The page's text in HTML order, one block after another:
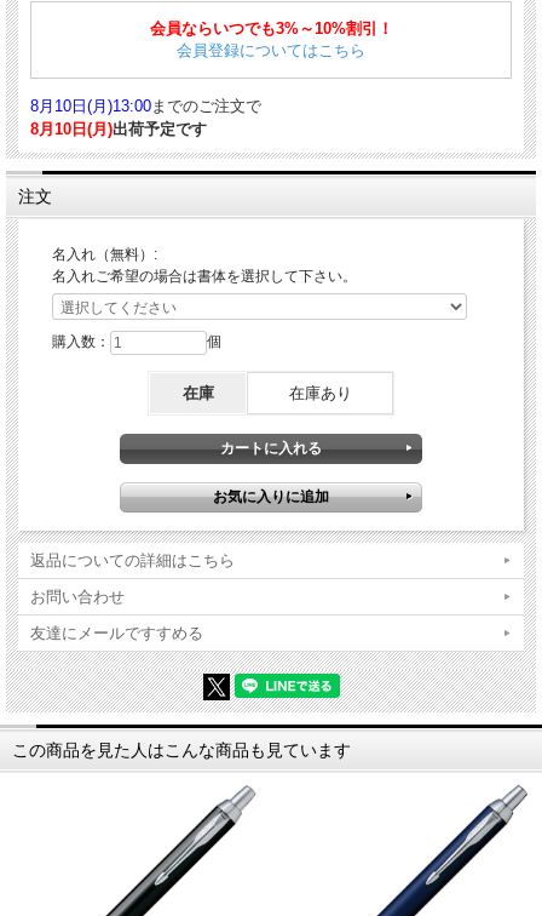
ベアトリス・ファンタナがアートディレクションを担当しています。
プライベートにも自由にお使いいただけます。
仕様：ノック式
重量：23g
ボディ素材：真鍮/ラッカー
■対応する消耗品はこちら
スタンダード ボールペン替芯｜
ボールペン替芯 ジェットストリームインク ブラック
ボールペン替芯 ジェットストリームインク SXR-600 選べる 3本セット
ブラック 0.38mm 0.5mm 0.7mm パーカータイプ 互換性あり
会員ならいつでも3%～10%割引！
会員登録についてはこちら
8月10日(月)13:00 までのご注文で
8月10日(月)出荷予定です
注文
名入れ（無料）:
名入れご希望の場合は書体を選択して下さい。
購入数： 個
在庫 在庫あり
返品についての詳細はこちら
お問い合わせ
友達にメールですすめる
この商品を見た人はこんな商品も見ています